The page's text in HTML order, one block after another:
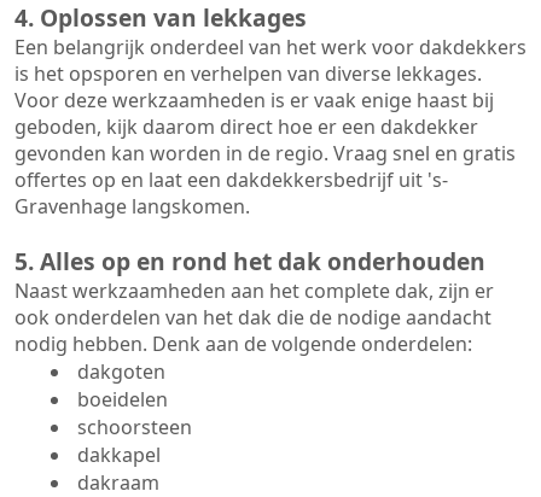
4. Oplossen van lekkages
Een belangrijk onderdeel van het werk voor dakdekkers
is het opsporen en verhelpen van diverse lekkages.
Voor deze werkzaamheden is er vaak enige haast bij
geboden, kijk daarom direct hoe er een dakdekker
gevonden kan worden in de regio. Vraag snel en gratis
offertes op en laat een dakdekkersbedrijf uit 's-
Gravenhage langskomen.
5. Alles op en rond het dak onderhouden
Naast werkzaamheden aan het complete dak, zijn er
ook onderdelen van het dak die de nodige aandacht
nodig hebben. Denk aan de volgende onderdelen:
dakgoten
boeidelen
schoorsteen
dakkapel
dakraam